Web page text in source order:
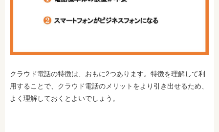
クラウド電話の特徴は、おもに2つあります。特徴を理解して利
用することで、クラウド電話のメリットをより引き出せるため、
よく理解しておくとよいでしょう。